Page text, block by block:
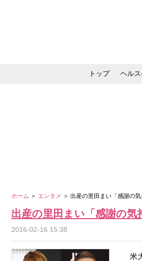
トップ ヘル
ホーム ＞ エンタメ ＞ 出産の里田まい「感謝の
出産の里田まい「感謝の
2016-02-16 15:38
米